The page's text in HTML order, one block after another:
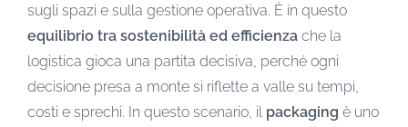
sugli spazi e sulla gestione operativa. È in questo
equilibrio tra sostenibilità ed efficienza che la
logistica gioca una partita decisiva, perché ogni
decisione presa a monte si riflette a valle su tempi,
costi e sprechi. In questo scenario, il packaging è uno